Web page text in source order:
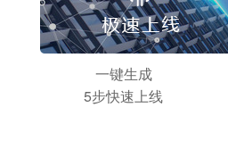
一键生成
5步快速上线